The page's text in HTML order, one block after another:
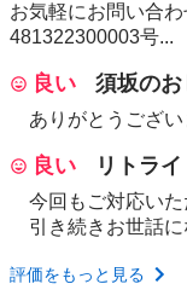
お気軽にお問い合
481322300003号...
良い 須坂の
ありがとうござ
良い リトライ
今回もご対応い
引き続きお世話
評価をもっと見る